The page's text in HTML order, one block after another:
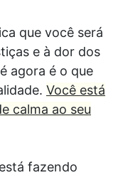
que você será
e à dor dos
agora é o que
Você está
calma ao seu
fazendo